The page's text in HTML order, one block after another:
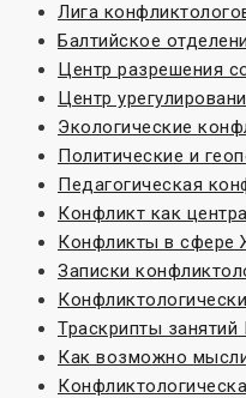
Лига
Балтийское
Центр разрешения
Центр
Экологические
Политические и
Педагогическая
Конфликт как
Конфликты в сфере
Записки
Траскрипты
Как возможно